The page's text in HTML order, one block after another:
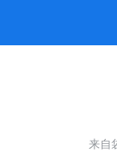
来自